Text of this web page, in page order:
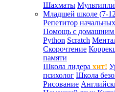
Шахматы
Младшей школе (7-
Репетитор
Помощь с домашним
Python Scratch
Скорочтение
памяти
Школа лидера хит!
психолог Школа
Рисование